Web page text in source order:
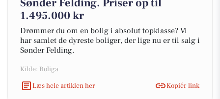
Sønder Felding. Priser op til
1.495.000 kr
Drømmer du om en bolig i absolut topklasse? Vi
har samlet de dyreste boliger, der lige nu er til salg i
Sønder Felding.
Kilde: Boliga
Læs hele artiklen her
Kopiér link